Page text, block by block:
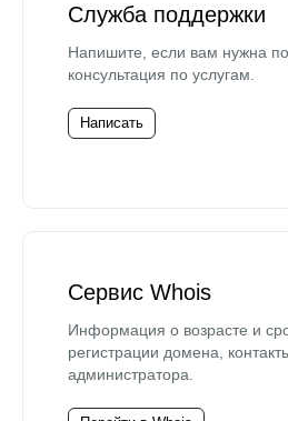
Служба поддержки
Напишите, если вам нужна
консультация по услугам.
Написать
Сервис Whois
Информация о возрасте и
регистрации домена,
администратора.